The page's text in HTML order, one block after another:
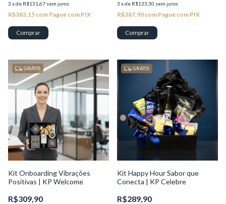
3 xde R$131,67 sem juros
R$383,15 com Pague com PIX
3 xde R$133,30 sem juros
R$387,90com Pague com PIX
1/3
GRÁTIS
Kit Onboarding Vibrações
Positivas | KP Welcome
R$309,90
GRÁTIS
Kit Happy Hour Sabor que
Conecta | KP Celebre
R$289,90